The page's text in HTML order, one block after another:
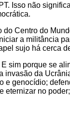
Isso não
Centro do
a militância
sujo há cerca
porque se
da
genocídio;
no